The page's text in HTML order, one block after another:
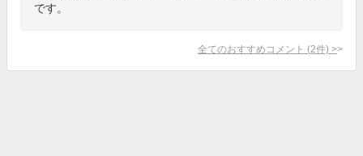
です。
全てのおすすめコメント (2件) >